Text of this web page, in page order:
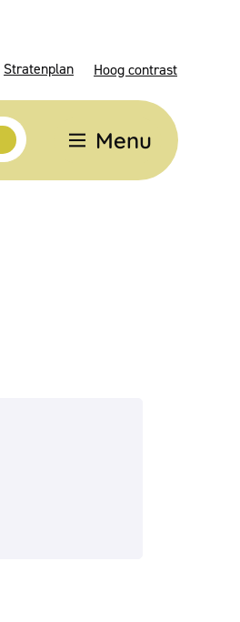
Stratenplan Hoog contrast
Menu